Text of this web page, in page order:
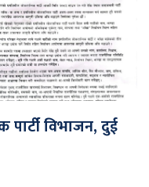
पार्टी विभाजन, दुई